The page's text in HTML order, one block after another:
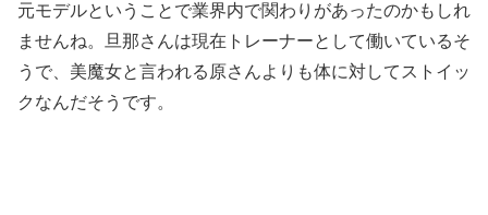
元モデルということで業界内で関わりがあったのかもしれ
ませんね。旦那さんは現在トレーナーとして働いているそ
うで、美魔女と言われる原さんよりも体に対してストイッ
クなんだそうです。